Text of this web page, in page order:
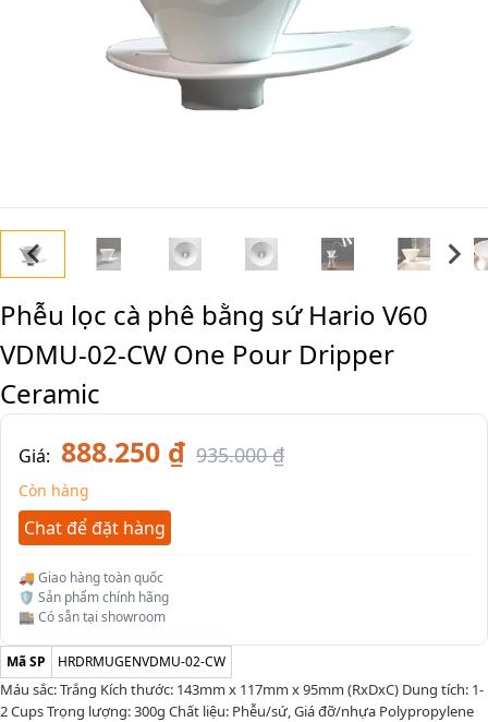
Phễu lọc cà phê bằng sứ Hario V60
VDMU-02-CW One Pour Dripper
Ceramic
Giá: 888.250 ₫ 935.000 ₫
Còn hàng
Chat để đặt hàng
🚚 Giao hàng toàn quốc
🛡️ Sản phẩm chính hãng
🏬 Có sẵn tại showroom
Mã SP HRDRMUGENVDMU-02-CW
Máu sắc: Trắng Kích thước: 143mm x 117mm x 95mm (RxDxC) Dung tích: 1-
2 Cups Trọng lượng: 300g Chất liệu: Phễu/sứ, Giá đỡ/nhựa Polypropylene